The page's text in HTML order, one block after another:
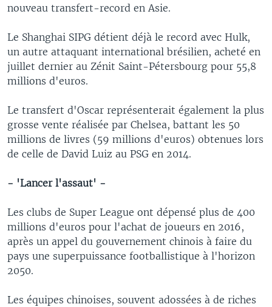
nouveau transfert-record en Asie.
Le Shanghai SIPG détient déjà le record avec Hulk,
un autre attaquant international brésilien, acheté en
juillet dernier au Zénit Saint-Pétersbourg pour 55,8
millions d'euros.
Le transfert d'Oscar représenterait également la plus
grosse vente réalisée par Chelsea, battant les 50
millions de livres (59 millions d'euros) obtenues lors
de celle de David Luiz au PSG en 2014.
- 'Lancer l'assaut' -
Les clubs de Super League ont dépensé plus de 400
millions d'euros pour l'achat de joueurs en 2016,
après un appel du gouvernement chinois à faire du
pays une superpuissance footballistique à l'horizon
2050.
Les équipes chinoises, souvent adossées à de riches